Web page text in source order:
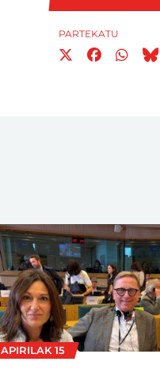
PARTEKATU
APIRILAK 15